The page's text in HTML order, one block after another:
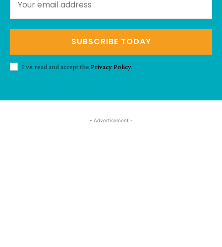
SUBSCRIBE TODAY
I've read and accept the Privacy Policy.
- Advertisement -